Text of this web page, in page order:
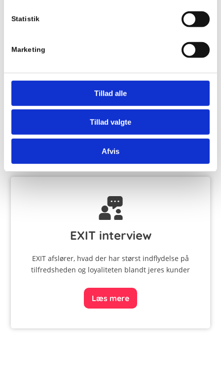
Statistik
Marketing
Tillad alle
Tillad valgte
Afvis
objektive data at arbejde med ledelse og
udvikling ud fra
Læs mere
EXIT interview
EXIT afslører, hvad der har størst indflydelse på
tilfredsheden og loyaliteten blandt jeres kunder
Læs mere